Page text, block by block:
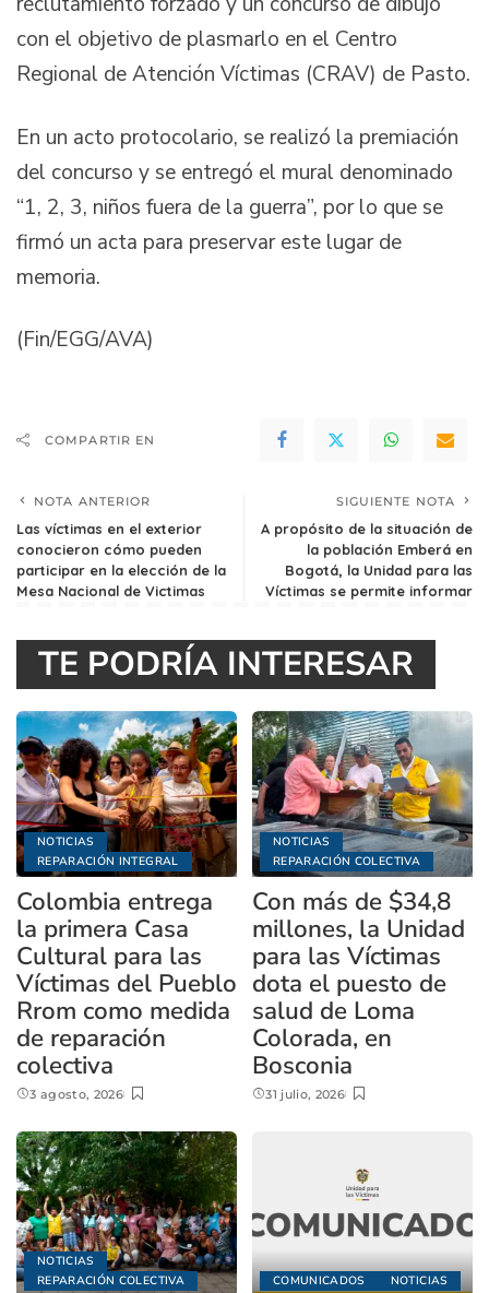
con el objetivo de plasmarlo en el Centro
Regional de Atención Víctimas (CRAV) de Pasto.
En un acto protocolario, se realizó la premiación
del concurso y se entregó el mural denominado
“1, 2, 3, niños fuera de la guerra”, por lo que se
firmó un acta para preservar este lugar de
memoria.
(Fin/EGG/AVA)
COMPARTIR EN
NOTA ANTERIOR
Las víctimas en el exterior
conocieron cómo pueden
participar en la elección de la
Mesa Nacional de Victimas
SIGUIENTE NOTA
A propósito de la situación de
la población Emberá en
Bogotá, la Unidad para las
Víctimas se permite informar
TE PODRÍA INTERESAR
NOTICIAS
REPARACIÓN INTEGRAL
Colombia entrega
la primera Casa
Cultural para las
Víctimas del Pueblo
Rrom como medida
de reparación
colectiva
3 agosto, 2026
NOTICIAS
REPARACIÓN COLECTIVA
Con más de $34,8
millones, la Unidad
para las Víctimas
dota el puesto de
salud de Loma
Colorada, en
Bosconia
31 julio, 2026
NOTICIAS
REPARACIÓN COLECTIVA
COMUNICADOS NOTICIAS